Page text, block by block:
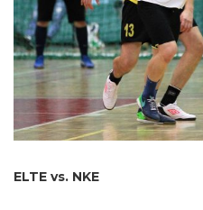
ELTE vs. NKE